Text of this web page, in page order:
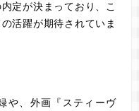
定が決まっており、こ
活躍が期待されていま
や、外画『スティーヴ